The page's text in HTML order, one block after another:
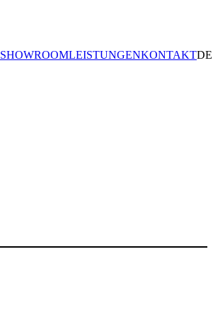
SHOWROOMLEISTUNGENKONTAKTDE